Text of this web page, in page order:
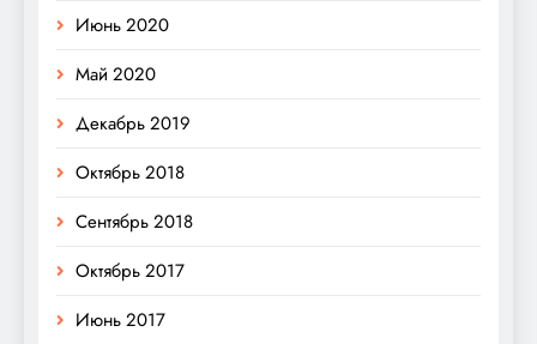
Июнь 2020
Май 2020
Декабрь 2019
Октябрь 2018
Сентябрь 2018
Октябрь 2017
Июнь 2017